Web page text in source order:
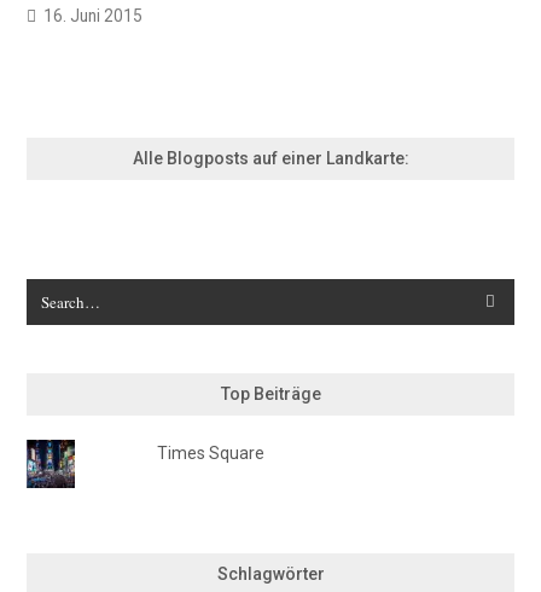
16. Juni 2015
Alle Blogposts auf einer Landkarte:
Top Beiträge
Times Square
Schlagwörter